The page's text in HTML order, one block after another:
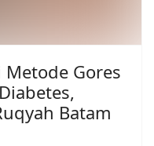
Metode Gores
Batam